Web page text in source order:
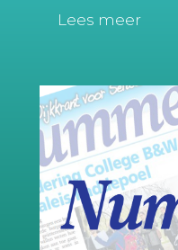
Lees meer